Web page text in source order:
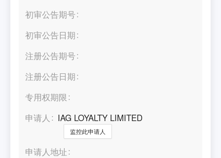
初审公告期号
初审公告日期
注册公告期号
注册公告日期
专用权期限
申请人
IAG LOYALTY LIMITED
监控此申请人
申请人地址